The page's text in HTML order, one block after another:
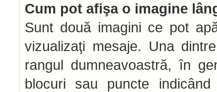
Cum pot afişa o imagine
Sunt două imagini ce pot
vizualizaţi mesaje. Una
rangul dumneavoastră, în
blocuri sau puncte